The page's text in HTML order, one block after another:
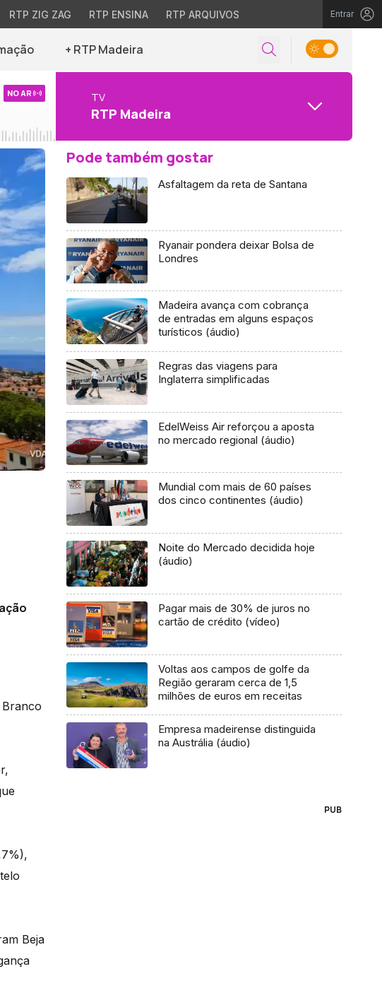
RTP ZIG ZAG RTP ENSINA RTP ARQUIVOS Entrar
+ RTP Madeira
NO AR TV
RTP Madeira
Beja
Pode também gostar
Asfaltagem da reta de Santana
Ryanair pondera deixar Bolsa de
Londres
Madeira avança com cobrança
de entradas em alguns espaços
turísticos (áudio)
Regras das viagens para
Inglaterra simplificadas
EdelWeiss Air reforçou a aposta
no mercado regional (áudio)
Mundial com mais de 60 países
dos cinco continentes (áudio)
Noite do Mercado decidida hoje
(áudio)
Pagar mais de 30% de juros no
cartão de crédito (vídeo)
Voltas aos campos de golfe da
Região geraram cerca de 1,5
milhões de euros em receitas
Empresa madeirense distinguida
na Austrália (áudio)
PUB